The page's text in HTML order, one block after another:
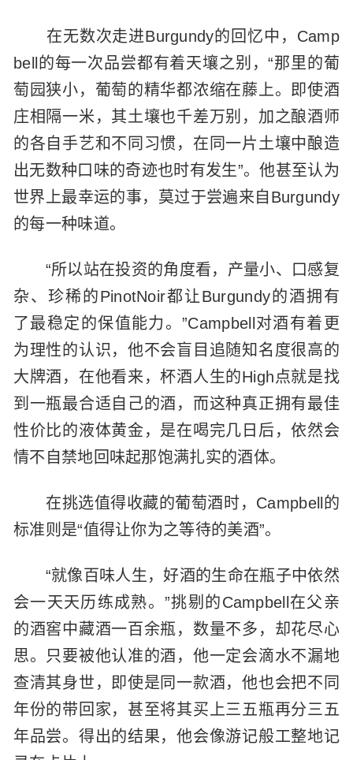
在无数次走进Burgundy的回忆中，Camp
bell的每一次品尝都有着天壤之别，“那里的葡
萄园狭小，葡萄的精华都浓缩在藤上。即使酒
庄相隔一米，其土壤也千差万别，加之酿酒师
的各自手艺和不同习惯，在同一片土壤中酿造
出无数种口味的奇迹也时有发生”。他甚至认为
世界上最幸运的事，莫过于尝遍来自Burgundy
的每一种味道。
“所以站在投资的角度看，产量小、口感复
杂、珍稀的PinotNoir都让Burgundy的酒拥有
了最稳定的保值能力。”Campbell对酒有着更
为理性的认识，他不会盲目追随知名度很高的
大牌酒，在他看来，杯酒人生的High点就是找
到一瓶最合适自己的酒，而这种真正拥有最佳
性价比的液体黄金，是在喝完几日后，依然会
情不自禁地回味起那饱满扎实的酒体。
在挑选值得收藏的葡萄酒时，Campbell的
标准则是“值得让你为之等待的美酒”。
“就像百味人生，好酒的生命在瓶子中依然
会一天天历练成熟。”挑剔的Campbell在父亲
的酒窖中藏酒一百余瓶，数量不多，却花尽心
思。只要被他认准的酒，他一定会滴水不漏地
查清其身世，即使是同一款酒，他也会把不同
年份的带回家，甚至将其买上三五瓶再分三五
年品尝。得出的结果，他会像游记般工整地记